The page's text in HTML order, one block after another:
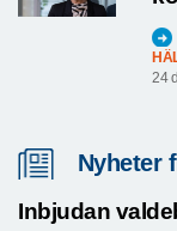
24
Nyheter
Inbjudan